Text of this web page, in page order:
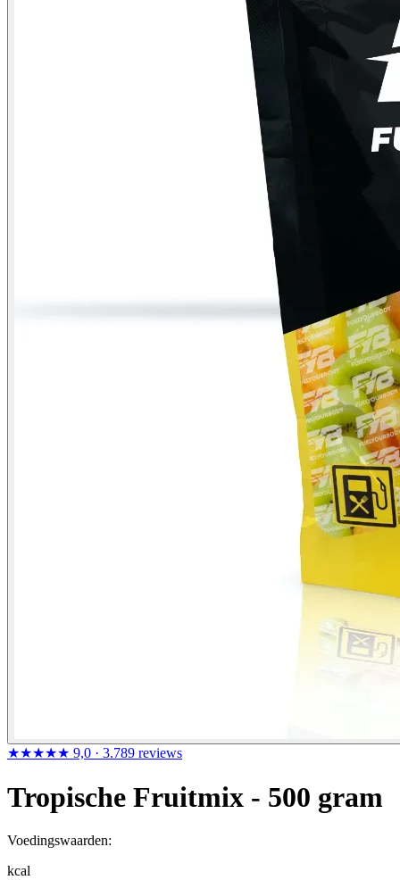
★★★★★ 9,0 · 3.789 reviews
Tropische Fruitmix - 500 gram
Voedingswaarden:
kcal